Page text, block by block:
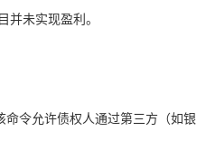
未实现盈利。
令允许债权人通过第三方（如银